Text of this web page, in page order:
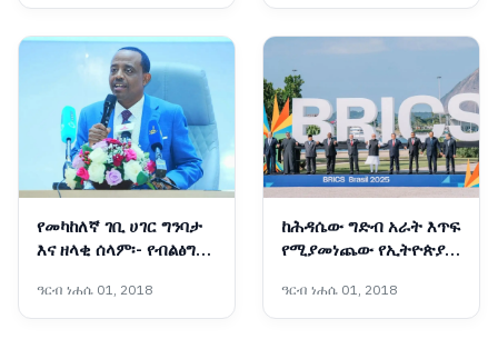
የመካከለኛ ገቢ ሀገር ግንባታ
እና ዘላቂ ሰላም፡- የብልፅግና
ዓመታት ስትራቴጂካዊ
አቅጣጫዎች
ዓርብ ነሐሴ 01, 2018
ከሕዳሴው ግድብ አራት እጥፍ
የሚያመነጨው የኢትዮጵያ
ዓርብ ነሐሴ 01, 2018